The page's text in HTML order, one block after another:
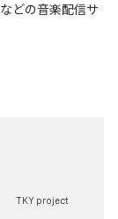
などの音楽配信サ
TKY project